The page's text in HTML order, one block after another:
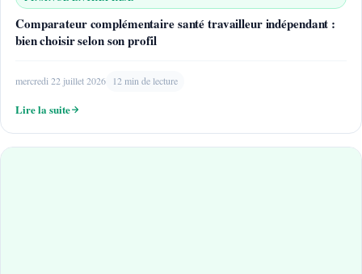
Comparateur complémentaire santé travailleur indépendant :
bien choisir selon son profil
mercredi 22 juillet 2026 12 min de lecture
Lire la suite